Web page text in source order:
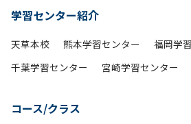
学習センター紹介
天草本校 熊本学習センター
福岡学
千葉学習センター
宮崎学習センター
コース/クラス